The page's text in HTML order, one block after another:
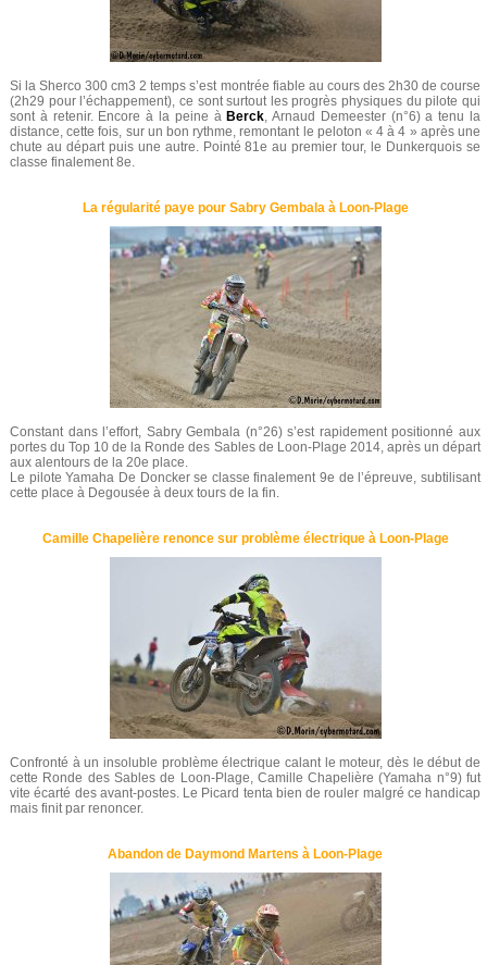
Si la Sherco 300 cm3 2 temps s’est montrée fiable au cours des 2h30 de course
(2h29 pour l’échappement), ce sont surtout les progrès physiques du pilote qui
sont à retenir. Encore à la peine à Berck, Arnaud Demeester (n°6) a tenu la
distance, cette fois, sur un bon rythme, remontant le peloton « 4 à 4 » après une
chute au départ puis une autre. Pointé 81e au premier tour, le Dunkerquois se
classe finalement 8e.
La régularité paye pour Sabry Gembala à Loon-Plage
Constant dans l’effort, Sabry Gembala (n°26) s’est rapidement positionné aux
portes du Top 10 de la Ronde des Sables de Loon-Plage 2014, après un départ
aux alentours de la 20e place.
Le pilote Yamaha De Doncker se classe finalement 9e de l’épreuve, subtilisant
cette place à Degousée à deux tours de la fin.
Camille Chapelière renonce sur problème électrique à Loon-Plage
Confronté à un insoluble problème électrique calant le moteur, dès le début de
cette Ronde des Sables de Loon-Plage, Camille Chapelière (Yamaha n°9) fut
vite écarté des avant-postes. Le Picard tenta bien de rouler malgré ce handicap
mais finit par renoncer.
Abandon de Daymond Martens à Loon-Plage